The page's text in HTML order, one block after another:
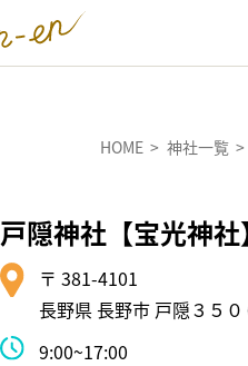
HOME 神社一覧
戸隠神社【宝光神社
〒 381-4101
長野県 長野市 戸隠３５０
9:00~17:00